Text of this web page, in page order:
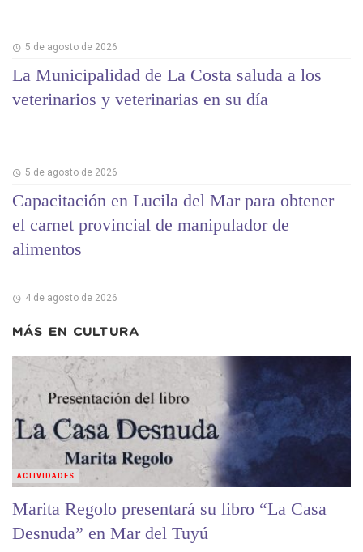
5 de agosto de 2026
La Municipalidad de La Costa saluda a los
veterinarios y veterinarias en su día
5 de agosto de 2026
Capacitación en Lucila del Mar para obtener
el carnet provincial de manipulador de
alimentos
4 de agosto de 2026
MÁS EN CULTURA
Marita Regolo presentará su libro “La Casa
Desnuda” en Mar del Tuyú
ACTIVIDADES